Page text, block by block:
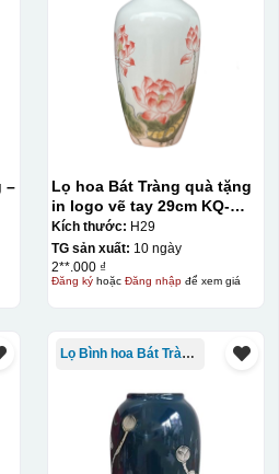
–
Lọ hoa Bát Tràng quà tặng
in logo vẽ tay 29cm KQ-
LH01
Kích thước: H29
TG sản xuất: 10 ngày
2**.000 ₫
Đăng kýhoặc Đăng nhậpđể xem giá
Lọ Bình hoa Bát Tràng in logo